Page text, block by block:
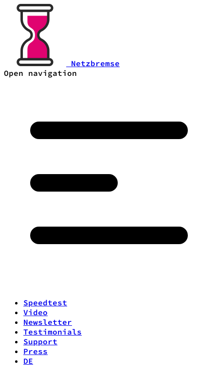
Netzbremse
Open navigation
Speedtest
Video
Newsletter
Testimonials
Support
Press
DE